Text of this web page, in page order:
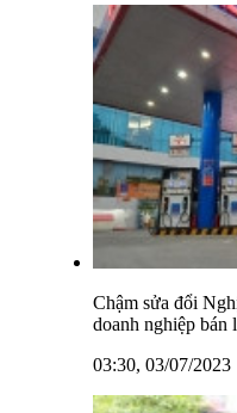
Chậm sửa đổi
doanh nghiệp
03:30, 03/07/2023